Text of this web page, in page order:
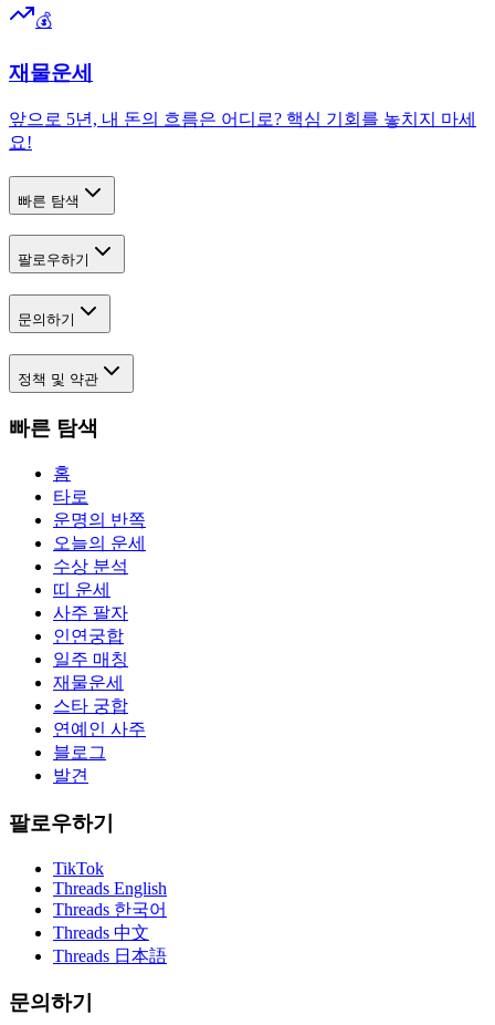
💰
재물운세
앞으로 5년, 내 돈의 흐름은 어디로? 핵심 기회를 놓치지 마세
요!
빠른 탐색
팔로우하기
문의하기
정책 및 약관
빠른 탐색
홈
타로
운명의 반쪽
오늘의 운세
수상 분석
띠 운세
사주 팔자
인연궁합
일주 매칭
재물운세
스타 궁합
연예인 사주
블로그
발견
팔로우하기
TikTok
Threads English
Threads 한국어
Threads 中文
Threads 日本語
문의하기